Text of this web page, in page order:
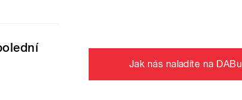
Jak nás naladíte na DABu